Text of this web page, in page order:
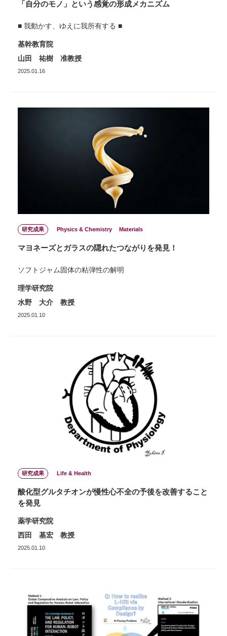
「自分のモノ」という感覚の形成メカニズム
■ 我動かす、ゆえに我所有する ■
基幹教育院
山田 祐樹 准教授
2025.01.16
研究成果 Physics & Chemistry Materials
マヨネーズとガラスの隠れたつながりを発見！
ソフトジャム固体の粘弾性の解明
理学研究院
水野 大介 教授
2025.01.10
研究成果 Life & Health
酸化型グルタチオンが慢性心不全の予後を改善すること
を発見
薬学研究院
西田 基宏 教授
2025.01.10